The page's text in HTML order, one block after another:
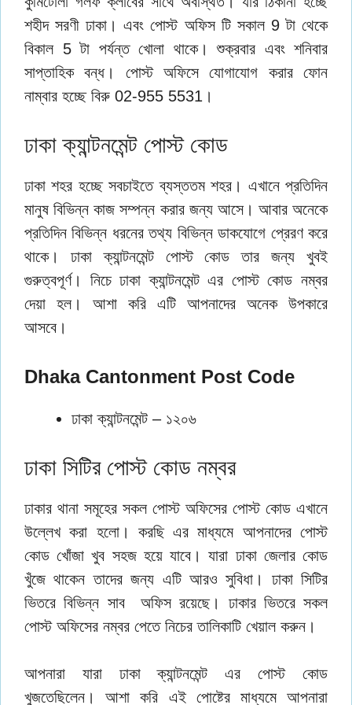
শহীদ সরণী ঢাকা। এবং পোস্ট অফিস টি সকাল 9 টা থেকে
বিকাল 5 টা পর্যন্ত খোলা থাকে। শুক্রবার এবং শনিবার
সাপ্তাহিক বন্ধ। পোস্ট অফিসে যোগাযোগ করার ফোন
নাম্বার হচ্ছে বিরু 02-955 5531।
ঢাকা ক্যান্টনমেন্ট পোস্ট কোড
ঢাকা শহর হচ্ছে সবচাইতে ব্যস্ততম শহর। এখানে প্রতিদিন
মানুষ বিভিন্ন কাজ সম্পন্ন করার জন্য আসে। আবার অনেকে
প্রতিদিন বিভিন্ন ধরনের তথ্য বিভিন্ন ডাকযোগে প্রেরণ করে
থাকে। ঢাকা ক্যান্টনমেন্ট পোস্ট কোড তার জন্য খুবই
গুরুত্বপূর্ণ। নিচে ঢাকা ক্যান্টনমেন্ট এর পোস্ট কোড নম্বর
দেয়া হল। আশা করি এটি আপনাদের অনেক উপকারে
আসবে।
Dhaka Cantonment Post Code
ঢাকা ক্যান্টনমেন্ট – ১২০৬
ঢাকা সিটির পোস্ট কোড নম্বর
ঢাকার থানা সমূহের সকল পোস্ট অফিসের পোস্ট কোড এখানে
উল্লেখ করা হলো। করছি এর মাধ্যমে আপনাদের পোস্ট
কোড খোঁজা খুব সহজ হয়ে যাবে। যারা ঢাকা জেলার কোড
খুঁজে থাকেন তাদের জন্য এটি আরও সুবিধা। ঢাকা সিটির
ভিতরে বিভিন্ন সাব অফিস রয়েছে। ঢাকার ভিতরে সকল
পোস্ট অফিসের নম্বর পেতে নিচের তালিকাটি খেয়াল করুন।
আপনারা যারা ঢাকা ক্যান্টনমেন্ট এর পোস্ট কোড
খুজতেছিলেন। আশা করি এই পোষ্টের মাধ্যমে আপনারা